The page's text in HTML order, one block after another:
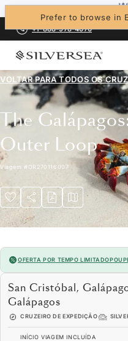
Prefer to browse in
+1-888-978-4070
VOLTAR PARA TODOS OS
The
Outer Loop
Viagem # OR270116007
OFERTA POR TEMPO LIMITADO
San Cristóbal,
Galápagos
CRUZEIRO DE EXPEDIÇÃO
INÍCIO VIAGEM INCLUÍDA